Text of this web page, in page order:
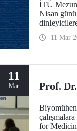
İTÜ
Nisan
11 Mar
11
Mar Prof.
for